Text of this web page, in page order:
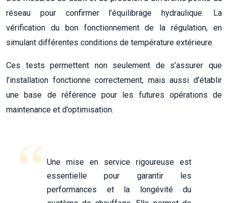
réseau pour confirmer l’équilibrage hydraulique. La
vérification du bon fonctionnement de la régulation, en
simulant différentes conditions de température extérieure.
Ces tests permettent non seulement de s’assurer que
l’installation fonctionne correctement, mais aussi d’établir
une base de référence pour les futures opérations de
maintenance et d’optimisation.
Une mise en service rigoureuse est
essentielle pour garantir les
performances et la longévité du